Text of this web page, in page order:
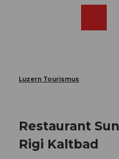
Luzern Tourismus
Restaurant
Rigi Kaltbad